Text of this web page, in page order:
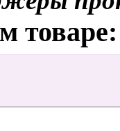
товаре: